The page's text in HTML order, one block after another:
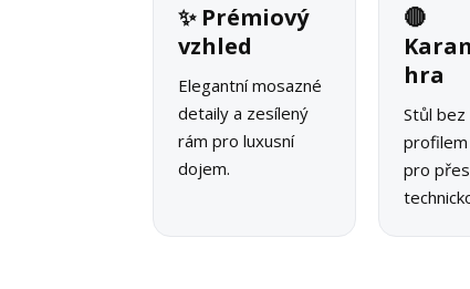
✨ Prémiový
vzhled
Elegantní mosazné
detaily a zesílený
rám pro luxusní
dojem.
🔴
hra
Stůl bez
pro